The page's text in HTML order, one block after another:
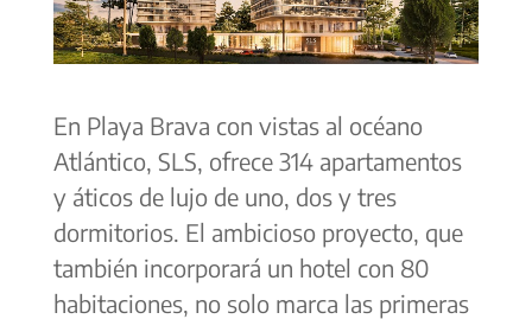
En Playa Brava con vistas al océano
Atlántico, SLS, ofrece 314 apartamentos
y áticos de lujo de uno, dos y tres
dormitorios. El ambicioso proyecto, que
también incorporará un hotel con 80
habitaciones, no solo marca las primeras